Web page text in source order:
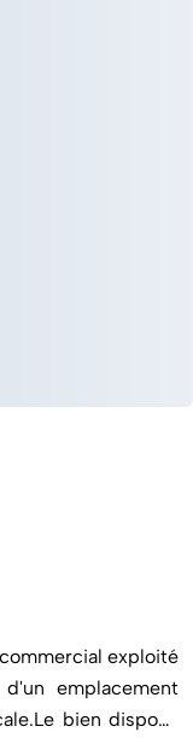
exploité
emplacement
bien dispose